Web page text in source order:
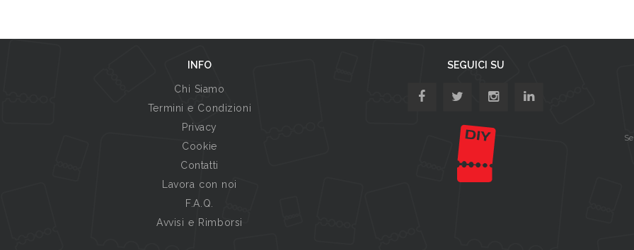
INFO
Chi Siamo
Termini e Condizioni
Privacy
Cookie
Contatti
Lavora con noi
F.A.Q.
Avvisi e Rimborsi
SEGUICI SU